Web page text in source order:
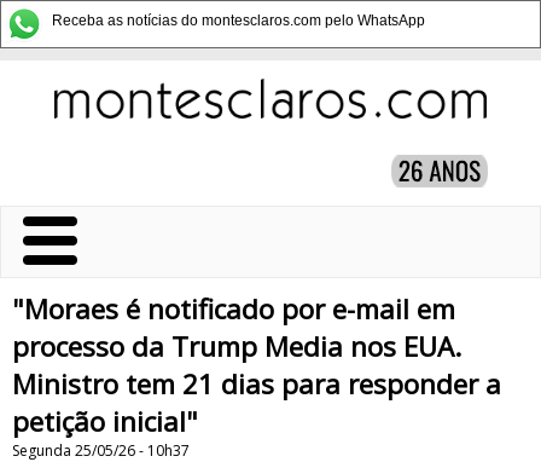
Receba as notícias do montesclaros.com pelo WhatsApp
"Moraes é notificado por e-mail em
processo da Trump Media nos EUA.
Ministro tem 21 dias para responder a
petição inicial"
Segunda 25/05/26 - 10h37